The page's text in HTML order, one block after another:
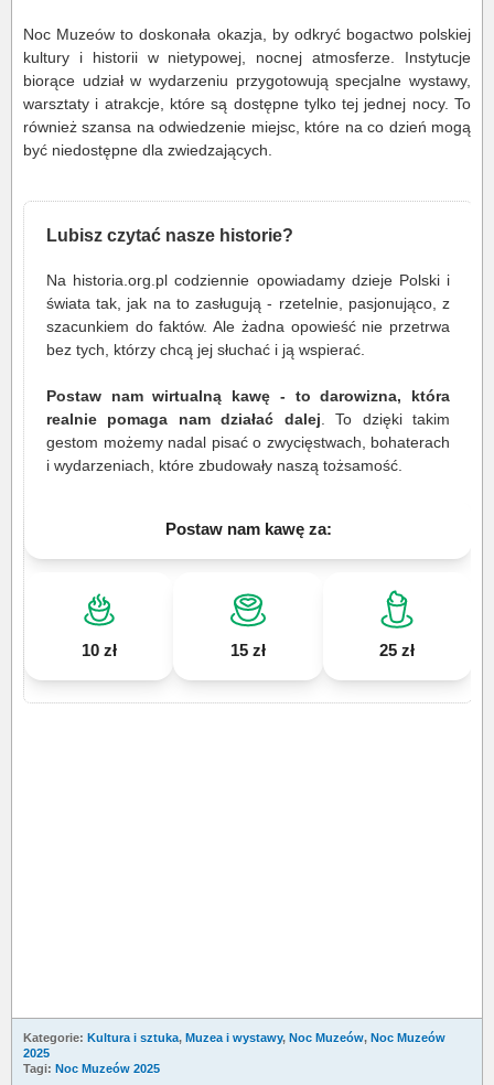
Noc Muzeów to doskonała okazja, by odkryć bogactwo polskiej
kultury i historii w nietypowej, nocnej atmosferze. Instytucje
biorące udział w wydarzeniu przygotowują specjalne wystawy,
warsztaty i atrakcje, które są dostępne tylko tej jednej nocy. To
również szansa na odwiedzenie miejsc, które na co dzień mogą
być niedostępne dla zwiedzających.
Lubisz czytać nasze historie?
Na historia.org.pl codziennie opowiadamy dzieje Polski i
świata tak, jak na to zasługują - rzetelnie, pasjonująco, z
szacunkiem do faktów. Ale żadna opowieść nie przetrwa
bez tych, którzy chcą jej słuchać i ją wspierać.
Postaw nam wirtualną kawę - to darowizna, która
realnie pomaga nam działać dalej . To dzięki takim
gestom możemy nadal pisać o zwycięstwach, bohaterach
i wydarzeniach, które zbudowały naszą tożsamość.
Postaw nam kawę za:
10 zł 15 zł 25 zł
Kategorie: Kultura i sztuka, Muzea i wystawy, Noc Muzeów, Noc Muzeów
2025
Tagi: Noc Muzeów 2025